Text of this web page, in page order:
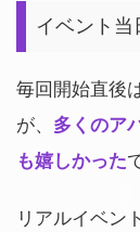
イベント当
毎回開始直後
が、 多くのア
も嬉しかった
リアルイベン